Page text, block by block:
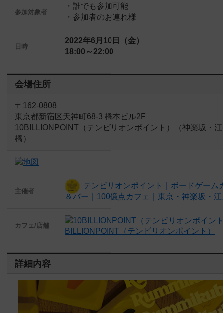
参加対象者
・誰でも参加可能
・参加者のお連れ様
日時
2022年6月10日（金）
18:00～22:00
会場住所
〒162-0808
東京都新宿区天神町68-3 橋本ビル2F
10BILLIONPOINT（テンビリオンポイント）（神楽坂・
橋）
主催者
テンビリオンポイント｜ボードゲーム
＆バー｜100億点カフェ｜東京・神楽坂・
カフェ/店舗
BILLIONPOINT（テンビリオンポイント）
詳細内容